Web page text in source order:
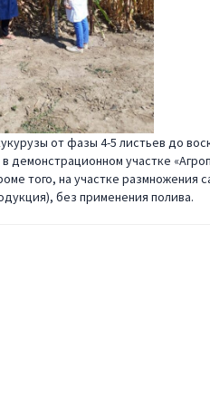
от фазы 4-5 листьев до
участке
того, на участке размножения
без применения полива.